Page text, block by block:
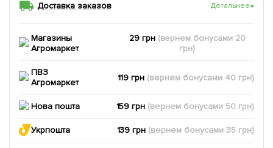
Доставка заказов Детальнее→
Магазины
Агромаркет
29 грн (вернем бонусами 20
грн)
ПВЗ
Агромаркет
119 грн (вернем бонусами 40 грн)
Нова пошта 159 грн (вернем бонусами 50 грн)
Укрпошта 139 грн (вернем бонусами35 грн)